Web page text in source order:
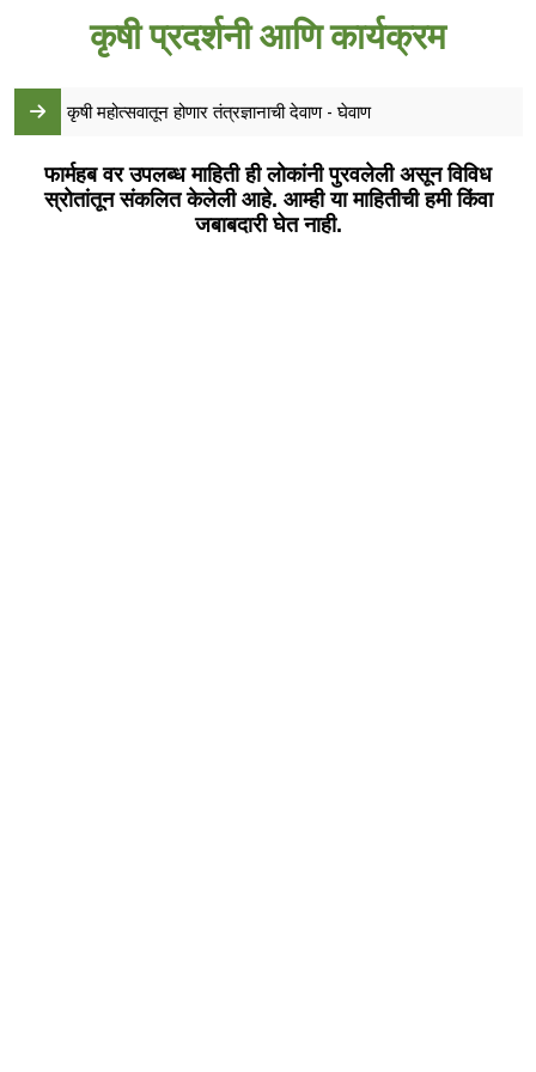
कृषी प्रदर्शनी आणि कार्यक्रम
कृषी महोत्सवातून होणार तंत्रज्ञानाची देवाण - घेवाण
फार्महब वर उपलब्ध माहिती ही लोकांनी पुरवलेली असून विविध
स्रोतांतून संकलित केलेली आहे. आम्ही या माहितीची हमी किंवा
जबाबदारी घेत नाही.